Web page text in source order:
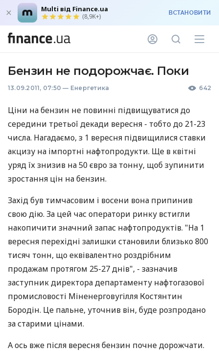
Multi від Finance.ua
(8,9K+) ВСТАНОВИТИ
Бензин не подорожчає. Поки
13.09.2011, 07:50 — Енергетика 642
Ціни на бензин не повинні підвищуватися до
середини третьої декади вересня - тобто до 21-23
числа. Нагадаємо, з 1 вересня підвищилися ставки
акцизу на імпортні нафтопродукти. Ще в квітні
уряд їх знизив на 50 євро за тонну, щоб зупинити
зростання цін на бензин.
Захід був тимчасовим і восени вона припинив
свою дію. За цей час оператори ринку встигли
накопичити значний запас нафтопродуктів. "На 1
вересня перехідні залишки становили близько 800
тисяч тонн, що еквівалентно роздрібним
продажам протягом 25-27 днів", - зазначив
заступник директора департаменту нафтогазової
промисловості Міненерговугілля Костянтин
Бородін. Це пальне, уточнив він, буде розпродано
за старими цінами.
А ось вже після вересня бензин почне дорожчати.